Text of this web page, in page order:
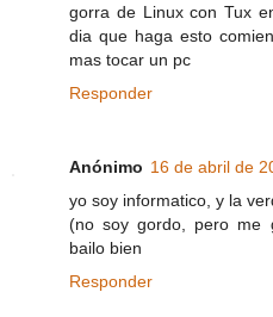
gorra de Linux con Tux
dia que haga esto
mas tocar un pc
Responder
Anónimo 16 de abril de
yo soy informatico, y la
(no soy gordo, pero me
bailo bien
Responder